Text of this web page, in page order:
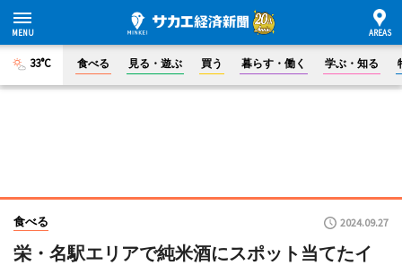
33°C 食べる 見る・遊ぶ 買う 暮らす・働く 学ぶ・知る
食べる 2024.09.27
栄・名駅エリアで純米酒にスポット当てたイ